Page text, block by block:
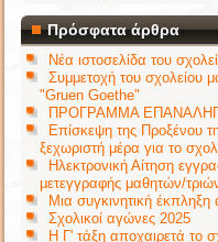
Πρόσφατα άρθρα
Νέα ιστοσελίδα του
Συμμετοχή του σχολείου
"Gruen Goethe"
ΠΡΟΓΡΑΜΜΑ
Επίσκεψη της Προξένου
ξεχωριστή μέρα για το
Ηλεκτρονική Αίτηση
μετεγγραφής μαθητών/
Μια συγκινητική
Σχολικοί αγώνες 2025
Η Γ' τάξη αποχαιρετά το